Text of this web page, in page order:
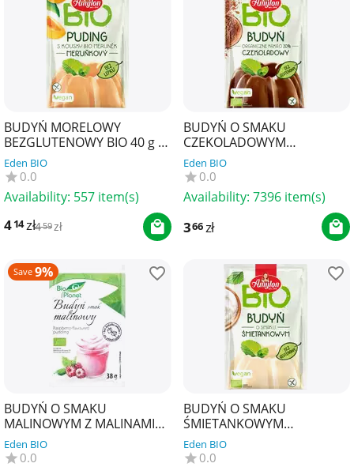
BUDYŃ MORELOWY
BEZGLUTENOWY BIO 40 g -
AMYLON
Eden BIO
0.0
Availability: 557 item(s)
414zł459zł
BUDYŃ O SMAKU
CZEKOLADOWYM
BEZGLUTENOWY BIO 40 g -
AMYLON
Eden BIO
0.0
Availability: 7396 item(s)
366zł
Save 9%
BUDYŃ O SMAKU
MALINOWYM Z MALINAMI
BIO 38 g - BIO PLANET
Eden BIO
0.0
BUDYŃ O SMAKU
ŚMIETANKOWYM
BEZGLUTENOWY BIO 40 g -
AMYLON
Eden BIO
0.0